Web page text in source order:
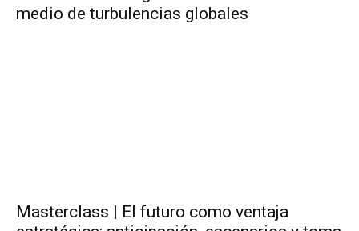
medio de turbulencias globales
Masterclass | El futuro como ventaja